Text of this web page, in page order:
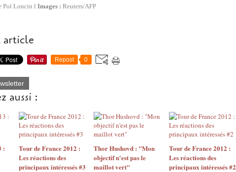
Pol Loncin l Images : Reuters/AFP
article
Repost 0
aussi :
:
Tour de France 2012 :
Les réactions des
principaux intéressés #3
Thor Hushovd : "Mon
objectif n'est pas le
maillot vert"
Tour de France 2012 :
Les réactions des
principaux intéressés #2